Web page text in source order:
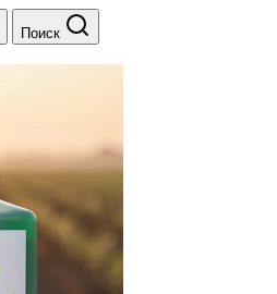
Поиск